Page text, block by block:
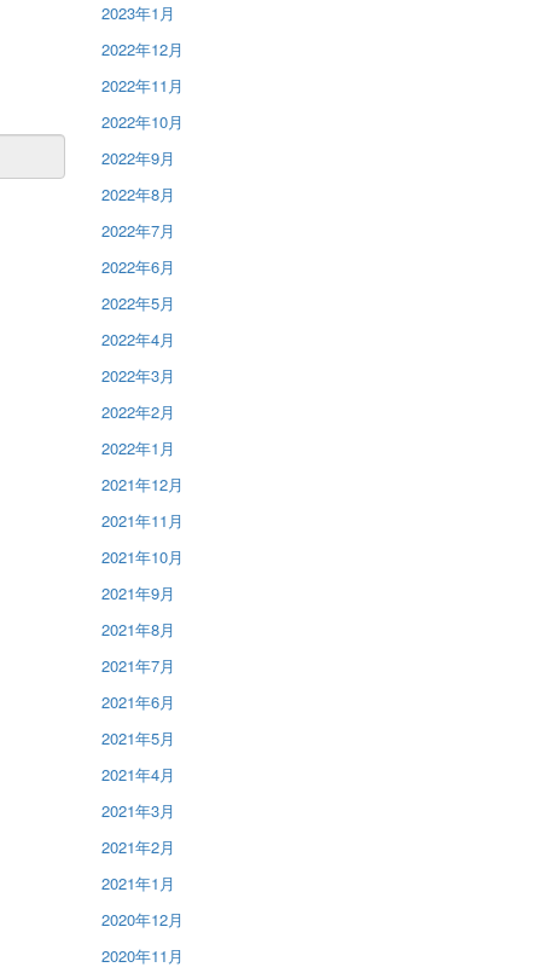
2023年1月
2022年12月
2022年11月
2022年10月
2022年9月
2022年8月
2022年7月
2022年6月
2022年5月
2022年4月
2022年3月
2022年2月
2022年1月
2021年12月
2021年11月
2021年10月
2021年9月
2021年8月
2021年7月
2021年6月
2021年5月
2021年4月
2021年3月
2021年2月
2021年1月
2020年12月
2020年11月